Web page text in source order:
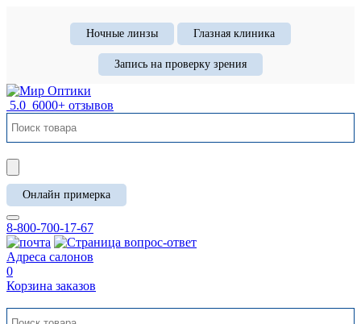
Ночные линзы Глазная клиника
Запись на проверку зрения
5.0 6000+ отзывов
Онлайн примерка
8-800-700-17-67
Адреса салонов
0
Корзина заказов